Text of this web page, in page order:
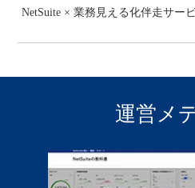
NetSuite × 業務見える化伴走サー
運営メ